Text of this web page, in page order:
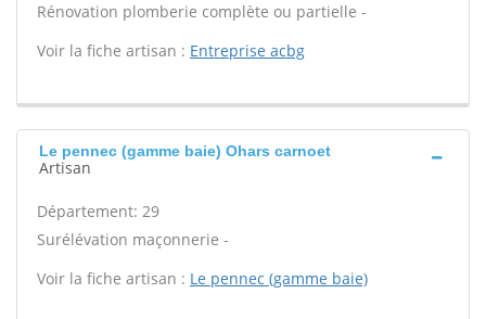
Rénovation plomberie complète ou partielle -
Voir la fiche artisan : Entreprise acbg
Le pennec (gamme baie) Ohars carnoet
Artisan
Département: 29
Surélévation maçonnerie -
Voir la fiche artisan : Le pennec (gamme baie)